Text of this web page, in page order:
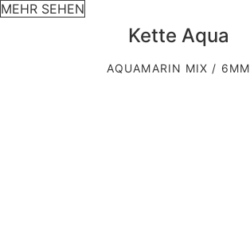
MEHR SEHEN
Kette Aqua
AQUAMARIN MIX / 6MM